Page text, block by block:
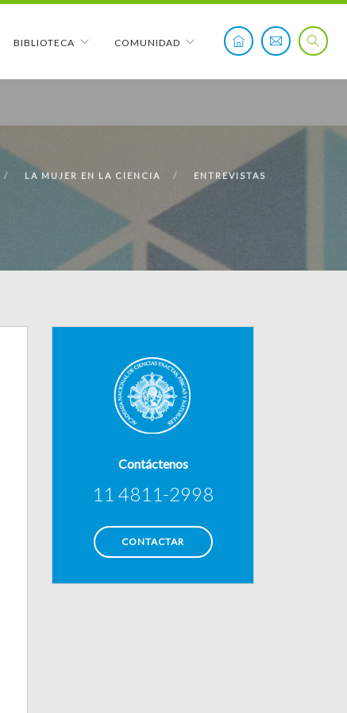
BIBLIOTECA COMUNIDAD
LA MUJER EN LA CIENCIA ENTREVISTAS
Contáctenos
11 4811-2998
CONTACTAR